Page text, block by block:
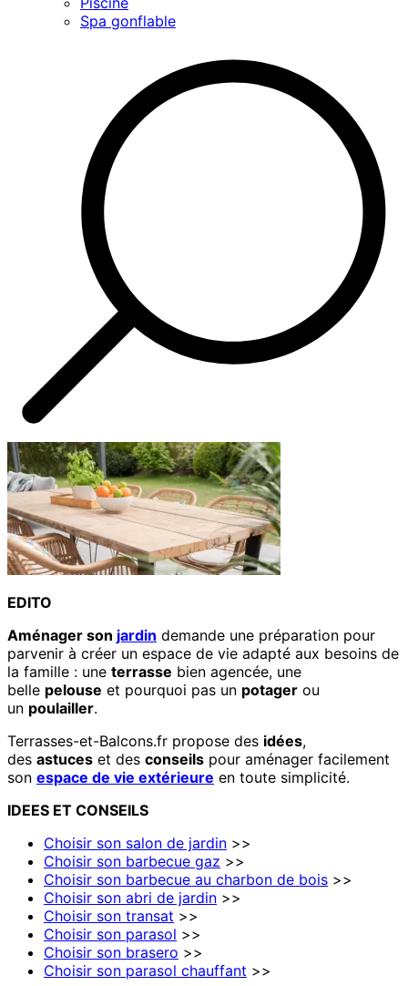
Spa gonflable
EDITO
Aménager son jardin demande une préparation pour
parvenir à créer un espace de vie adapté aux besoins de
la famille : une terrasse bien agencée, une
belle pelouse et pourquoi pas un potager ou
un poulailler.
Terrasses-et-Balcons.fr propose des idées,
des astuces et des conseils pour aménager facilement
son espace de vie extérieure en toute simplicité.
IDEES ET CONSEILS
Choisir son salon de jardin >>
Choisir son barbecue gaz >>
Choisir son barbecue au charbon de bois >>
Choisir son abri de jardin >>
Choisir son transat >>
Choisir son parasol >>
Choisir son brasero >>
Choisir son parasol chauffant >>